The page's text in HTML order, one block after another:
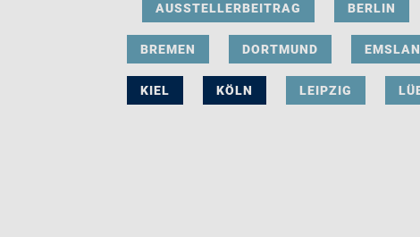
AUSSTELLERBEITRAG BERLIN
BREMEN DORTMUND
KIEL KÖLN LEIPZIG